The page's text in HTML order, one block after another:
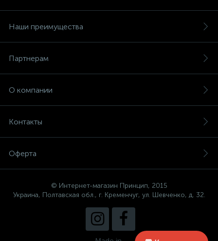
Наши преимущества
Партнерам
О компании
Контакты
Оферта
© Интернет-магазин Принцип, 2015
Украина, Полтавская обл., г. Кременчуг, ул. Шевченко, д. 32.